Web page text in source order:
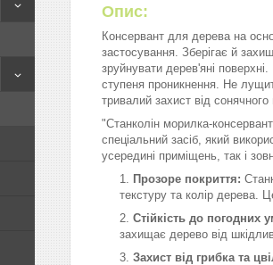
Опис:
Консервант для дерева на
застосування. Зберігає й
зруйнувати дерев'яні
ступеня проникнення. Не
тривалий захист від
"Станколін морилка-
спеціальний засіб, який
усередині приміщень, так і
Прозоре покриття:
текстуру та колір дерева.
Стійкість до погодних
захищає дерево від
Захист від грибка та